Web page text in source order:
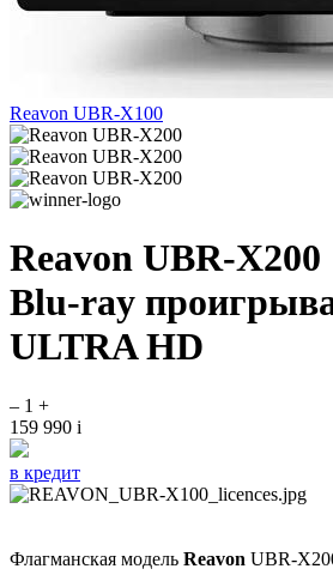
Reavon UBR-X100
Reavon UBR-X200
Blu-ray
ULTRA HD
– 1 +
159 990 i
в кредит
Флагманская модель Reavon UBR-